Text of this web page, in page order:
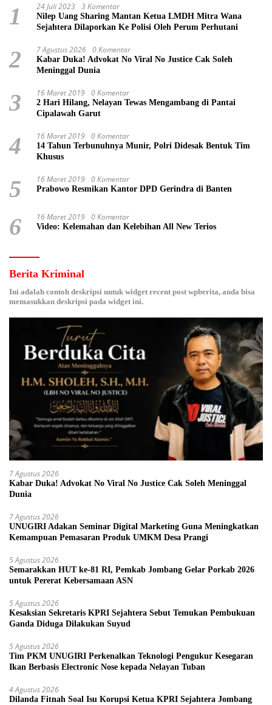
1 24 Juli 2023 3 Komentar
Nilep Uang Sharing Mantan Ketua LMDH Mitra Wana
Sejahtera Dilaporkan Ke Polisi Oleh Perum Perhutani
2 7 Agustus 2026 0 Komentar
Kabar Duka! Advokat No Viral No Justice Cak Soleh
Meninggal Dunia
3 16 Maret 2019 0 Komentar
2 Hari Hilang, Nelayan Tewas Mengambang di Pantai
Cipalawah Garut
4 16 Maret 2019 0 Komentar
14 Tahun Terbunuhnya Munir, Polri Didesak Bentuk Tim
Khusus
5 16 Maret 2019 0 Komentar
Prabowo Resmikan Kantor DPD Gerindra di Banten
6 16 Maret 2019 0 Komentar
Video: Kelemahan dan Kelebihan All New Terios
Berita Kriminal
Ini adalah contoh deskripsi untuk widget recent post wpberita, anda bisa
memasukkan deskripsi pada widget ini.
7 Agustus 2026
Kabar Duka! Advokat No Viral No Justice Cak Soleh Meninggal
Dunia
7 Agustus 2026
UNUGIRI Adakan Seminar Digital Marketing Guna Meningkatkan
Kemampuan Pemasaran Produk UMKM Desa Prangi
5 Agustus 2026
Semarakkan HUT ke-81 RI, Pemkab Jombang Gelar Porkab 2026
untuk Pererat Kebersamaan ASN
5 Agustus 2026
Kesaksian Sekretaris KPRI Sejahtera Sebut Temukan Pembukuan
Ganda Diduga Dilakukan Suyud
5 Agustus 2026
Tim PKM UNUGIRI Perkenalkan Teknologi Pengukur Kesegaran
Ikan Berbasis Electronic Nose kepada Nelayan Tuban
4 Agustus 2026
Dilanda Fitnah Soal Isu Korupsi Ketua KPRI Sejahtera Jombang